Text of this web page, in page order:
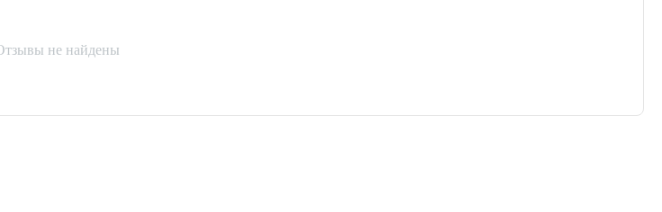
не найдены